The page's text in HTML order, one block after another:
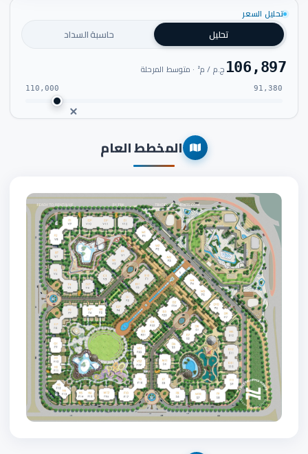
تحليل السعر
تحليل حاسبة السداد
106,897ج.م / م² · متوسط المرحلة
91,380
110,000
المخطط العام